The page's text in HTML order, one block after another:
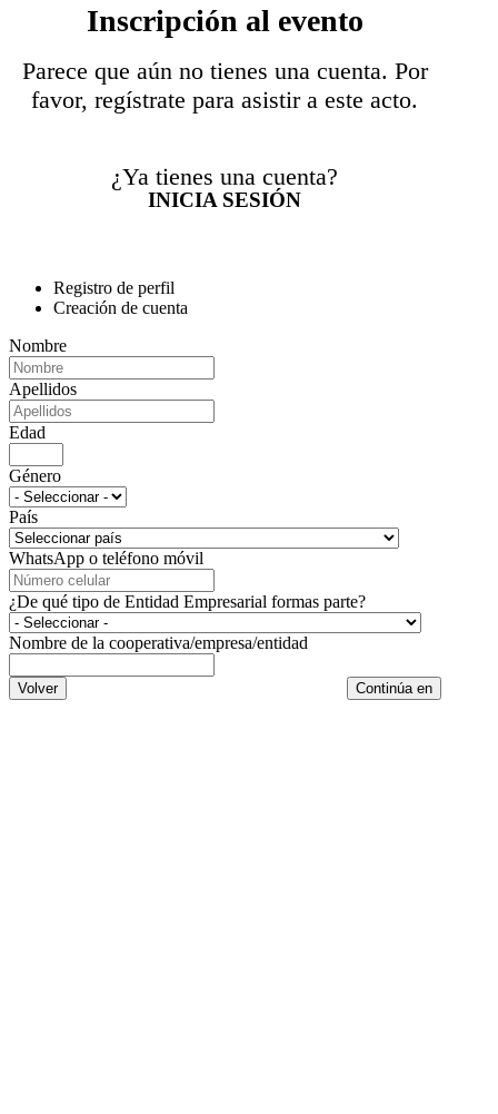
Inscripción al evento
Parece que aún no tienes una cuenta. Por
favor, regístrate para asistir a este acto.
¿Ya tienes una cuenta?
INICIA SESIÓN
Registro de perfil
Creación de cuenta
Nombre
Apellidos
Edad
Género
País
WhatsApp o teléfono móvil
¿De qué tipo de Entidad Empresarial formas parte?
Nombre de la cooperativa/empresa/entidad
Volver Continúa en